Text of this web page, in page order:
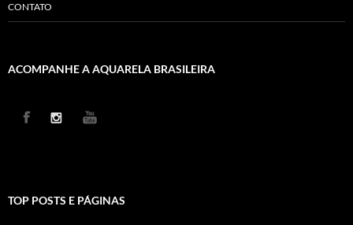
CONTATO
ACOMPANHE A AQUARELA BRASILEIRA
TOP POSTS E PÁGINAS